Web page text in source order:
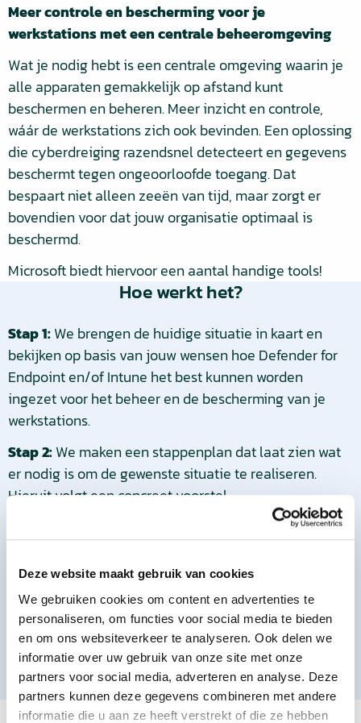
Deze website maakt gebruik van cookies
We gebruiken cookies om content en advertenties te
personaliseren, om functies voor social media te bieden
en om ons websiteverkeer te analyseren. Ook delen we
informatie over uw gebruik van onze site met onze
partners voor social media, adverteren en analyse. Deze
partners kunnen deze gegevens combineren met andere
informatie die u aan ze heeft verstrekt of die ze hebben
Meer controle en bescherming voor je
werkstations met een centrale beheeromgeving
Wat je nodig hebt is een centrale omgeving waarin je
alle apparaten gemakkelijk op afstand kunt
beschermen en beheren. Meer inzicht en controle,
wáár de werkstations zich ook bevinden. Een oplossing
die cyberdreiging razendsnel detecteert en gegevens
beschermt tegen ongeoorloofde toegang. Dat
bespaart niet alleen zeeën van tijd, maar zorgt er
bovendien voor dat jouw organisatie optimaal is
beschermd.
Microsoft biedt hiervoor een aantal handige tools!
Hoe werkt het?
Stap 1: We brengen de huidige situatie in kaart en
bekijken op basis van jouw wensen hoe Defender for
Endpoint en/of Intune het best kunnen worden
ingezet voor het beheer en de bescherming van je
werkstations.
Stap 2: We maken een stappenplan dat laat zien wat
er nodig is om de gewenste situatie te realiseren.
Hieruit volgt een concreet voorstel.
Defender en Intune worden ingericht en
documenteren iedere stap, en trainen je IT-
beheerders.
Stap 4:De tools moeten up-to-date worden
gehouden. Periodiek lopen we alles na, bespreken met
je of alles nog naar wens is, en houden je op de
hoogte van nieuwe ontwikkelingen.
Producten die bij Documentbeveiliging